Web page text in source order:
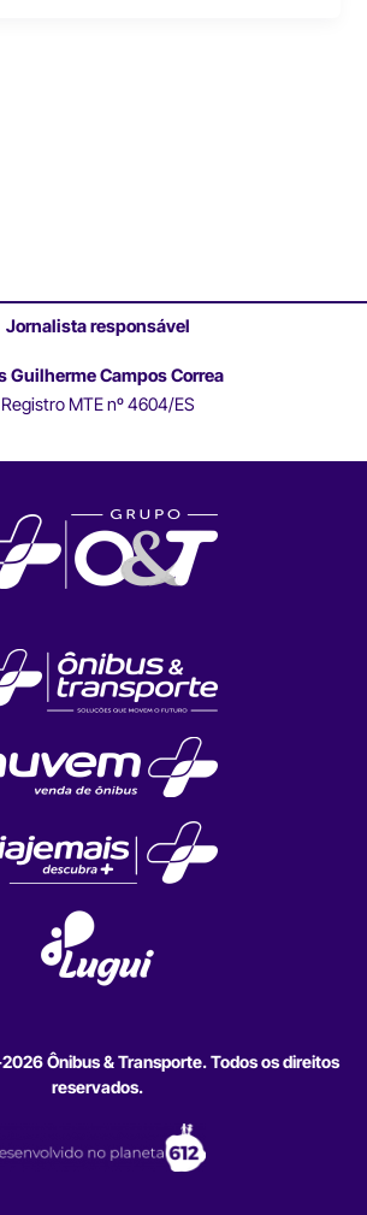
Jornalista responsável
Guilherme Campos Correa
Registro MTE nº 4604/ES
Ônibus & Transporte. Todos os direitos
reservados.